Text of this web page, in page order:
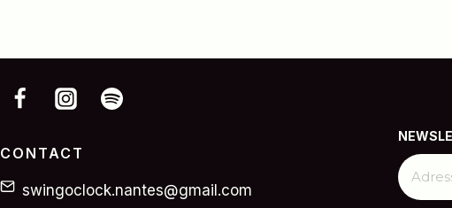
CONTACT
swingoclock.nantes@gmail.com